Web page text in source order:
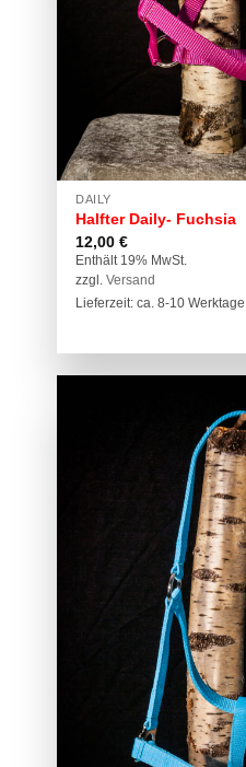
DAILY
Halfter Daily- Fuchsia
12,00€
Enthält 19% MwSt.
zzgl.Versand
Lieferzeit: ca. 8-10 Werktage